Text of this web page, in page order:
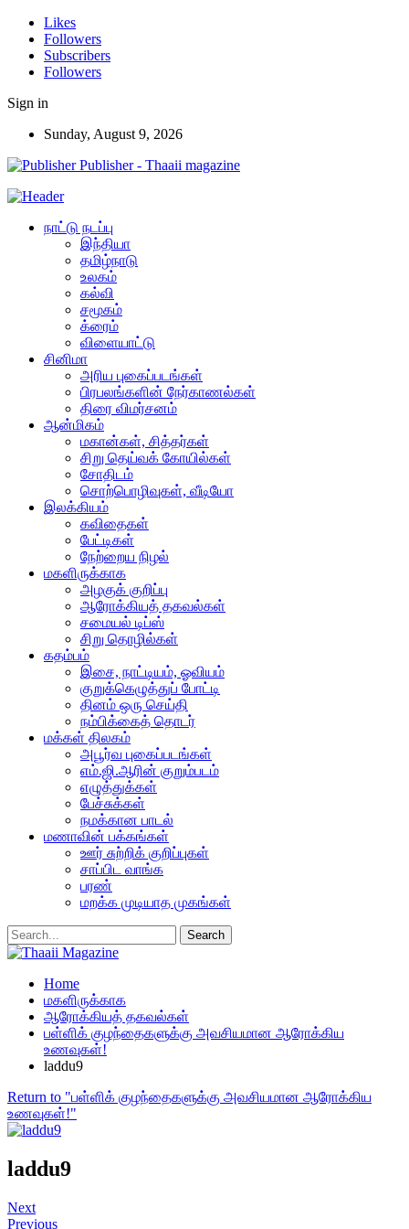
Likes
Followers
Subscribers
Followers
Sign in
Sunday, August 9, 2026
Publisher - Thaaii magazine
நாட்டு நடப்பு
இந்தியா
தமிழ்நாடு
உலகம்
கல்வி
சமூகம்
க்ரைம்
விளையாட்டு
சினிமா
அரிய புகைப்படங்கள்
பிரபலங்களின் நேர்காணல்கள்
திரை விமர்சனம்
ஆன்மிகம்
மகான்கள், சித்தர்கள்
சிறு தெய்வக் கோயில்கள்
சோதிடம்
சொற்பொழிவுகள், வீடியோ
இலக்கியம்
கவிதைகள்
பேட்டிகள்
நேற்றைய நிழல்
மகளிருக்காக
அழகுக் குறிப்பு
ஆரோக்கியத் தகவல்கள்
சமையல் டிப்ஸ்
சிறு தொழில்கள்
கதம்பம்
இசை, நாட்டியம், ஓவியம்
குறுக்கெழுத்துப் போட்டி
தினம் ஒரு செய்தி
நம்பிக்கைத் தொடர்
மக்கள் திலகம்
அபூர்வ புகைப்படங்கள்
எம்.ஜி.ஆரின் குறும்படம்
எழுத்துக்கள்
பேச்சுக்கள்
நமக்கான பாடல்
மணாவின் பக்கங்கள்
ஊர் சுற்றிக் குறிப்புகள்
சாப்பிட வாங்க
பரண்
மறக்க முடியாத முகங்கள்
Home
மகளிருக்காக
ஆரோக்கியத் தகவல்கள்
பள்ளிக் குழந்தைகளுக்கு அவசியமான ஆரோக்கிய
உணவுகள்!
laddu9
Return to "பள்ளிக் குழந்தைகளுக்கு அவசியமான ஆரோக்கிய
உணவுகள்!"
laddu9
Next
Previous